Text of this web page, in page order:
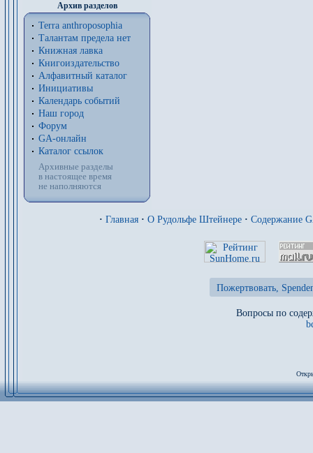
Архив разделов
Terra anthroposophia
Талантам предела нет
Книжная лавка
Книгоиздательство
Алфавитный каталог
Инициативы
Календарь событий
Наш город
Форум
GA-онлайн
Каталог ссылок
Архивные разделы
в настоящее время
не наполняются
· Главная · О Рудольфе Штейнере · Содержание
Пожертвовать,
Вопросы по